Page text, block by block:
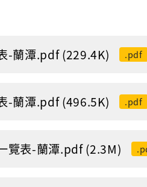
-蘭潭.pdf (229.4K) .pdf
-蘭潭.pdf (496.5K) .pdf
覽表-蘭潭.pdf (2.3M)